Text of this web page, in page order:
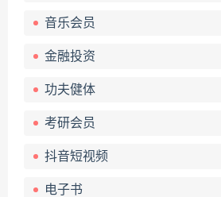
音乐会员
金融投资
功夫健体
考研会员
抖音短视频
电子书